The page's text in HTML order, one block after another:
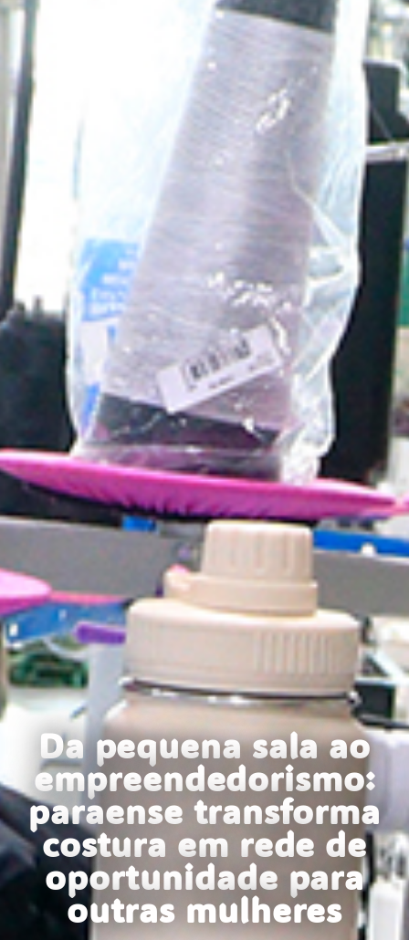
Da pequena sala ao
empreendedorismo:
paraense transforma
costura em rede de
oportunidade para
outras mulheres